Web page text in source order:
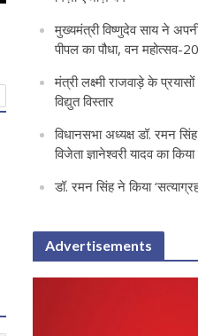
मुख्यमंत्री विष्णुदेव साय ने
पीपल का पौधा, वन
मंत्री लक्ष्मी राजवाड़े के
विद्युत विस्तार
विधानसभा अध्यक्ष डॉ. रमन
विजेता ज्ञानेश्वरी यादव का
डॉ. रमन सिंह ने किया
Advertisements